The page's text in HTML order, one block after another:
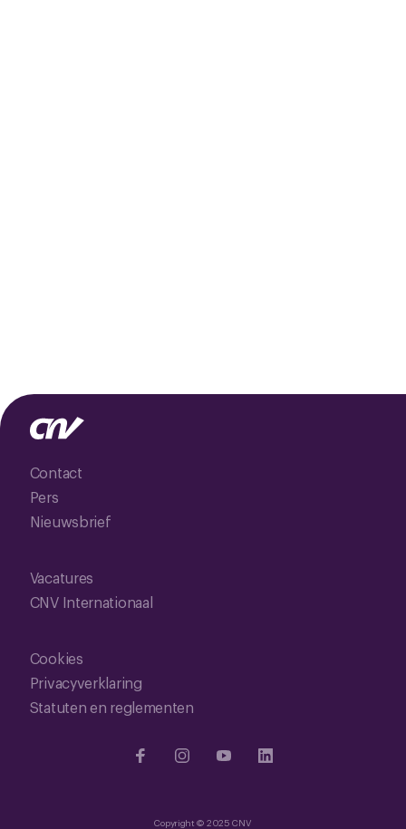
Contact
Pers
Nieuwsbrief
Vacatures
CNV Internationaal
Cookies
Privacyverklaring
Statuten en reglementen
Copyright © 2025 CNV